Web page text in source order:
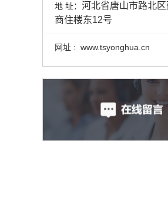
地 址： 河北省唐山市路北区
商住楼东12号
网址 : www.tsyonghua.cn